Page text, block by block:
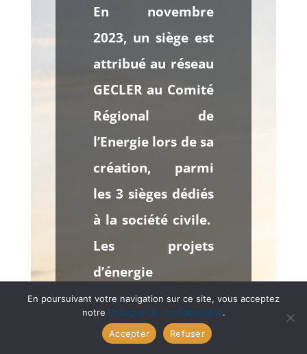
En novembre
2023, un siège est
attribué au réseau
GECLER au Comité
Régional de
l’Energie lors de sa
création, parmi
les 3 sièges dédiés
à la société civile.
Les projets
d’énergie
citoyenne sont
identifiés comme
acteurs politiques
En poursuivant votre navigation sur ce site, vous acceptez
notre Politique de confidentialité.
Accepter
Refuser